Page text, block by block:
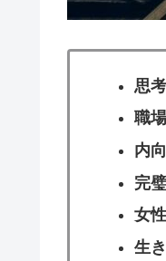
思
職
内
完
女
生